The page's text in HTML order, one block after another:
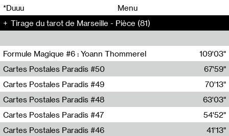
*Duuu
Menu
Tirage du tarot de Marseille - Pièce (81)
Formule Magique #6 : Yoann Thommerel
Nathalie Lacroix,Yoann Thommerel
109'03"
Cartes Postales Paradis #50
Zoé Leroux
67'59"
Cartes Postales Paradis #49
Aurore Portales
70'13"
Cartes Postales Paradis #48
Mathias Dupaquier
63'03"
Cartes Postales Paradis #47
Raymond Engramer
54'52"
Cartes Postales Paradis #46
41'13"
00 00
00 00